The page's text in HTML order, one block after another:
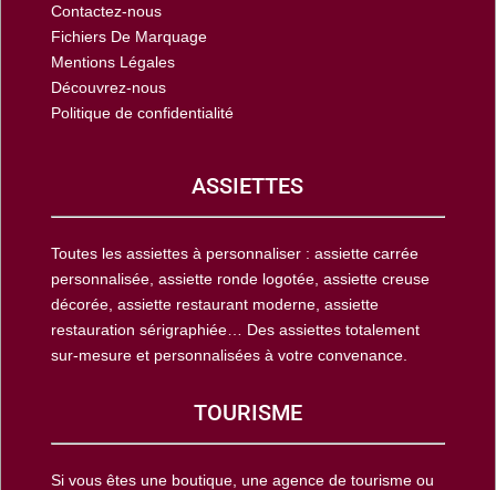
Contactez-nous
Fichiers De Marquage
Mentions Légales
Découvrez-nous
Politique de confidentialité
ASSIETTES
Toutes les assiettes à personnaliser : assiette carrée
personnalisée, assiette ronde logotée, assiette creuse
décorée, assiette restaurant moderne, assiette
restauration sérigraphiée… Des assiettes totalement
sur-mesure et personnalisées à votre convenance.
TOURISME
Si vous êtes une boutique, une agence de tourisme ou